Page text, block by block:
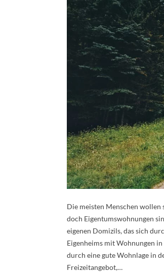
Die meisten Menschen
doch Eigentumswohnungen
eigenen Domizils, das sich
Eigenheims mit Wohnungen
durch eine gute Wohnlage in
Freizeitangebot,…